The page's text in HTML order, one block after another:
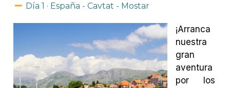
Día 1 · España - Cavtat - Mostar
¡Arranca
nuestra
gran
aventura
por los